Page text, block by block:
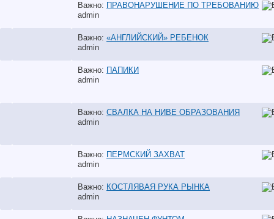
Важно: ПРАВОНАРУШЕНИЕ ПО ТРЕБОВАНИЮ
аdmin
Важно: «АНГЛИЙСКИЙ» РЕБЕНОК
аdmin
Важно: ПАПИКИ
аdmin
Важно: СВАЛКА НА НИВЕ ОБРАЗОВАНИЯ
аdmin
Важно: ПЕРМСКИЙ ЗАХВАТ
аdmin
Важно: КОСТЛЯВАЯ РУКА РЫНКА
аdmin